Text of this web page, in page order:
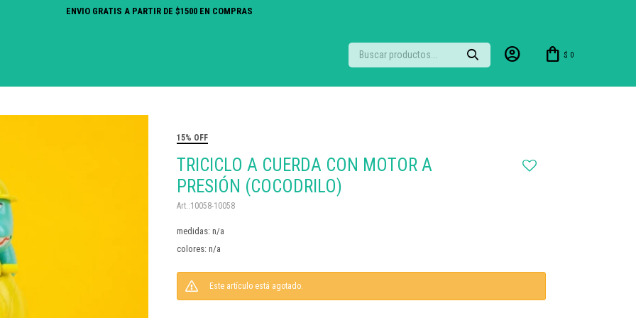
ENVIO GRATIS A PARTIR DE $1500 EN COMPRAS
$ 0
15% OFF
TRICICLO A CUERDA CON MOTOR A
PRESIÓN (COCODRILO)
10058-10058
medidas: n/a
colores: n/a
Este artículo está agotado.